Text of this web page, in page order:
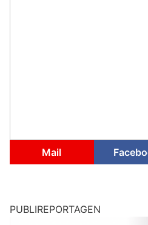
Mail
PUBLIREPORTAGEN